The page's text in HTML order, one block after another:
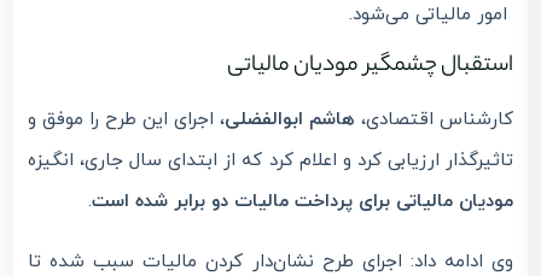
امور مالیاتی می‌شود.
استقبال چشمگیر مودیان مالیاتی
کارشناس اقتصادی، هاشم ابوالفضلی، اجرای این طرح را موفق و
تاثیرگذار ارزیابی کرد و اعلام کرد که از ابتدای سال جاری، انگیزه
مودیان مالیاتی برای پرداخت مالیات دو برابر شده است.
وی ادامه داد: اجرای طرح نشان‌دار کردن مالیات سبب شده تا